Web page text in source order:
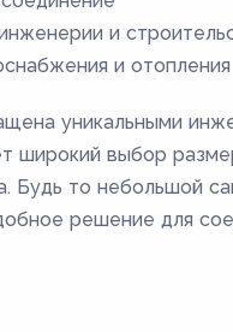
и
и отопления
уникальными
широкий выбор
Будь то небольшой
решение для